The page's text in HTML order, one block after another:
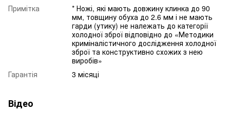
Примітка
* Ножі, які мають довжину клинка до 90
мм, товщину обуха до 2.6 мм і не мають
гарди (утику) не належать до категорії
холодної зброї відповідно до «Методики
криміналістичного дослідження холодної
зброї та конструктивно схожих з нею
виробів»
Гарантія
3 місяці
Відео